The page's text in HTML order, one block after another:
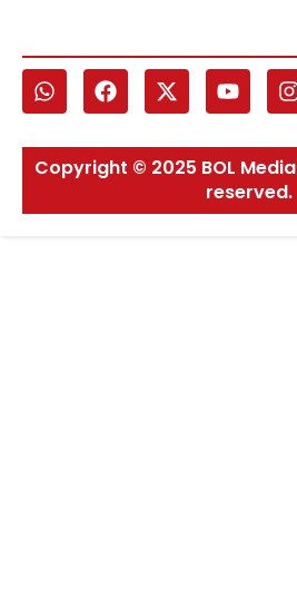
Copyright © 2025 BOL
reserved.